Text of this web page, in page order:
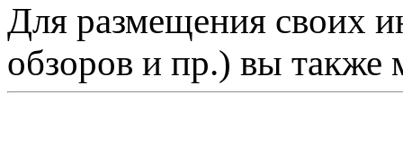
Для размещения своих
обзоров и пр.) вы также